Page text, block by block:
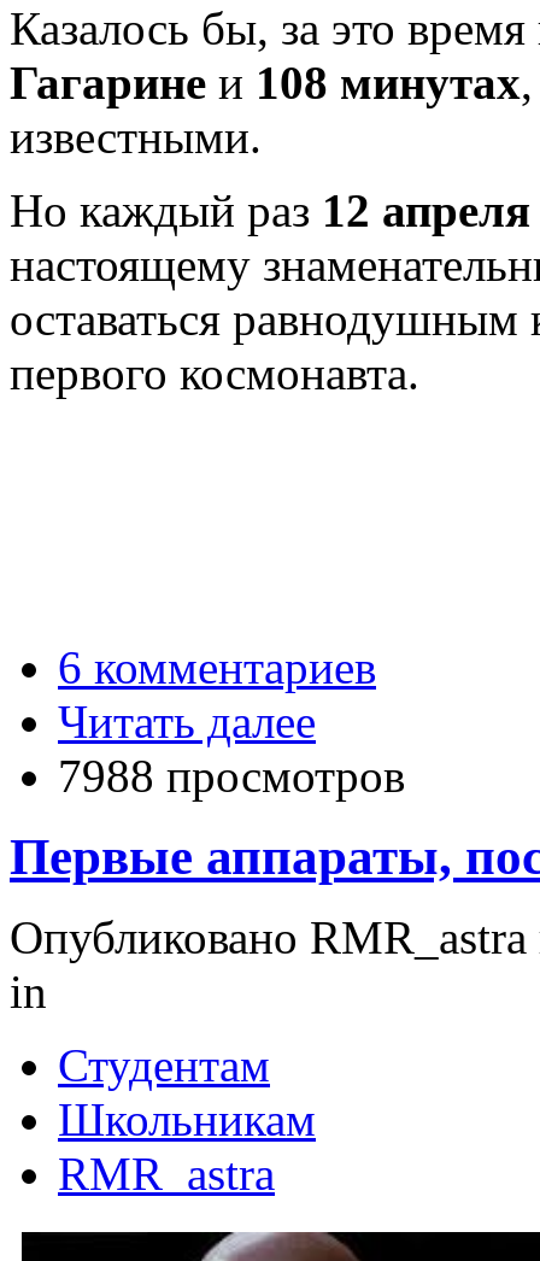
Казалось бы, за это
Гагарине и 108 минутах
известными.
Но каждый раз 12 апреля
настоящему
оставаться
первого космонавта.
6 комментариев
Читать далее
7988 просмотров
Первые аппараты,
Опубликовано
in
Студентам
Школьникам
RMR_astra